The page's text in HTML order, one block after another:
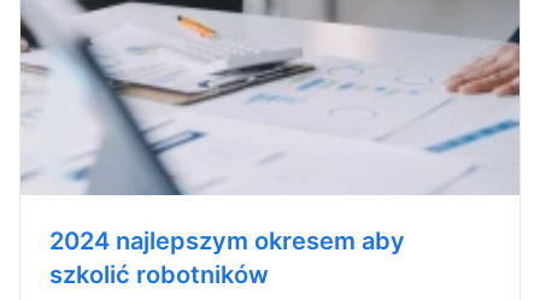
2024 najlepszym okresem aby
szkolić robotników